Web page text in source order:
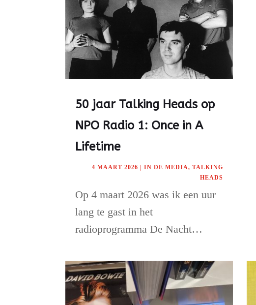
50 jaar Talking Heads op
NPO Radio 1: Once in A
Lifetime
4 MAART 2026 IN DE MEDIA, TALKING
HEADS
Op 4 maart 2026 was ik een uur
lang te gast in het
radioprogramma De Nacht…